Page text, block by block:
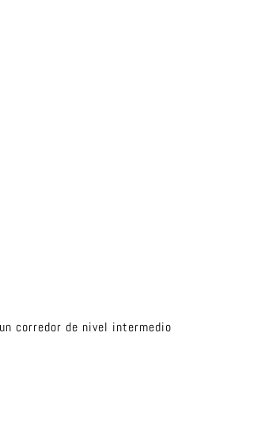
corredor de nivel intermedio